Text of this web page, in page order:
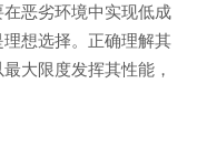
恶劣环境中实现低成
想选择。正确理解其
大限度发挥其性能，